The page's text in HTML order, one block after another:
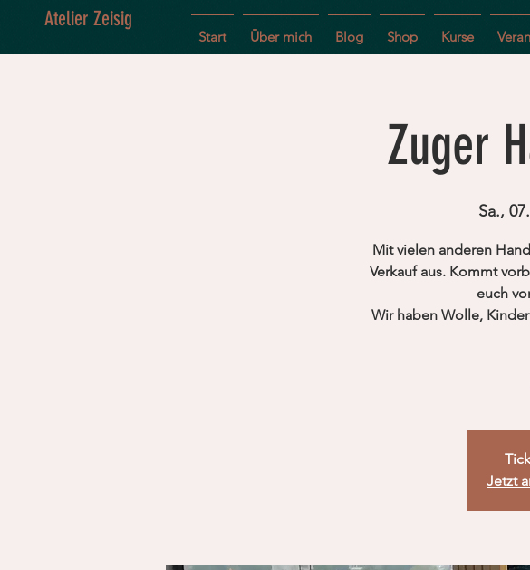
Atelier Zeisig
Start Über mich Blog Shop Kurse
Zuger
Sa.,
Mit vielen anderen
Verkauf aus. Kommt
euch
Wir haben Wolle,
Jetzt